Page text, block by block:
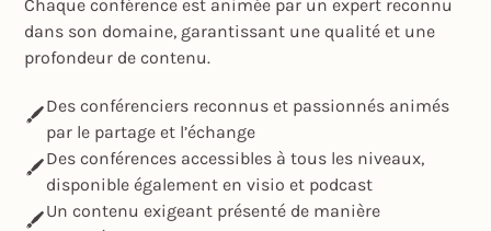
Chaque conférence est animée par un expert reconnu
dans son domaine, garantissant une qualité et une
profondeur de contenu.
Des conférenciers reconnus et passionnés animés
par le partage et l’échange
Des conférences accessibles à tous les niveaux,
disponible également en visio et podcast
Un contenu exigeant présenté de manière